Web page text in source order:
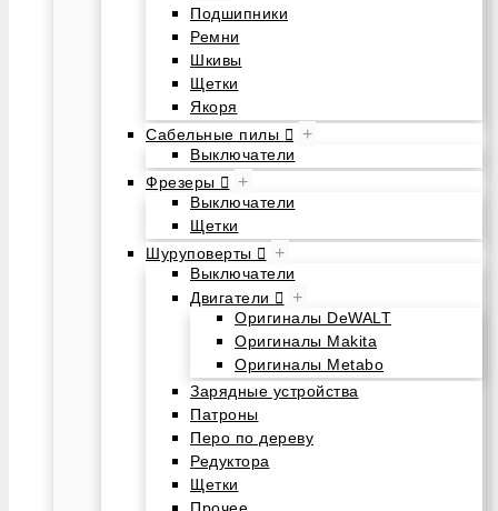
Подшипники
Ремни
Шкивы
Щетки
Якоря
Сабельные пилы
+
Выключатели
Фрезеры
+
Выключатели
Щетки
Шуруповерты
+
Выключатели
Двигатели
+
Оригиналы DeWALT
Оригиналы Makita
Оригиналы Metabo
Зарядные устройства
Патроны
Перо по дереву
Редуктора
Щетки